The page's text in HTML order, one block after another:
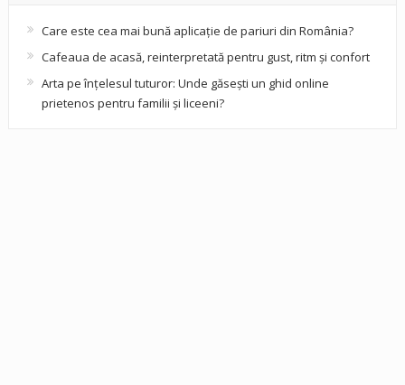
Care este cea mai bună aplicație de pariuri din România?
Cafeaua de acasă, reinterpretată pentru gust, ritm și confort
Arta pe înțelesul tuturor: Unde găsești un ghid online
prietenos pentru familii și liceeni?